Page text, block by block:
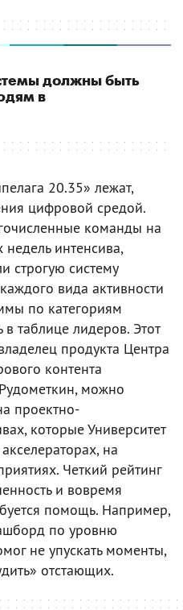
должны быть
в
20.35» лежат,
цифровой средой.
команды на
недель интенсива,
строгую систему
вида активности
по категориям
таблице лидеров. Этот
продукта Центра
контента
можно
проектно-
которые Университет
на
Четкий рейтинг
и вовремя
помощь. Например,
по уровню
не упускать моменты,
отстающих.